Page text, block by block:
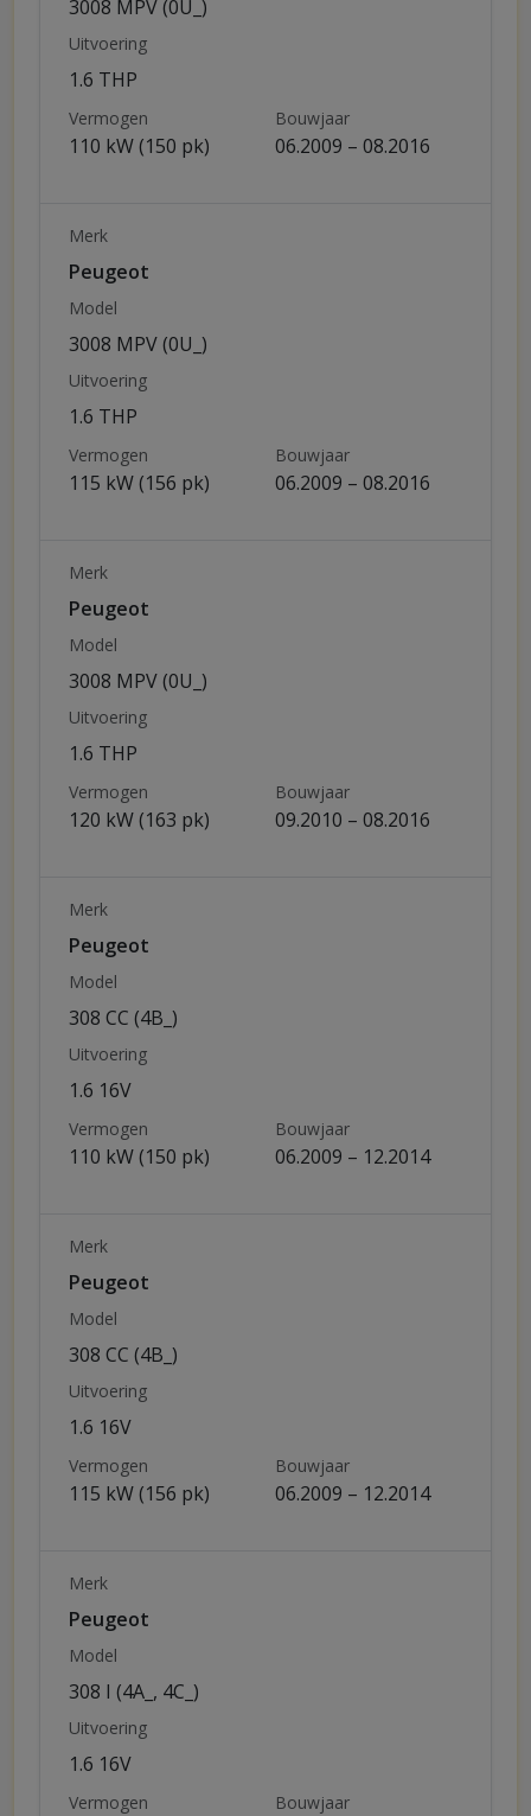
3008 MPV (0U_)
Uitvoering
1.6 THP
Vermogen
110 kW (150 pk)
Bouwjaar
06.2009 – 08.2016
Merk
Peugeot
Model
3008 MPV (0U_)
Uitvoering
1.6 THP
Vermogen
115 kW (156 pk)
Bouwjaar
06.2009 – 08.2016
Merk
Peugeot
Model
3008 MPV (0U_)
Uitvoering
1.6 THP
Vermogen
120 kW (163 pk)
Bouwjaar
09.2010 – 08.2016
Merk
Peugeot
Model
308 CC (4B_)
Uitvoering
1.6 16V
Vermogen
110 kW (150 pk)
Bouwjaar
06.2009 – 12.2014
Merk
Peugeot
Model
308 CC (4B_)
Uitvoering
1.6 16V
Vermogen
115 kW (156 pk)
Bouwjaar
06.2009 – 12.2014
Merk
Peugeot
Model
308 I (4A_, 4C_)
Uitvoering
1.6 16V
Vermogen Bouwjaar